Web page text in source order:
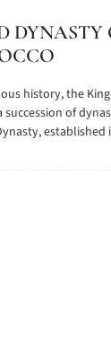
DYNASTY
history, the
of
established